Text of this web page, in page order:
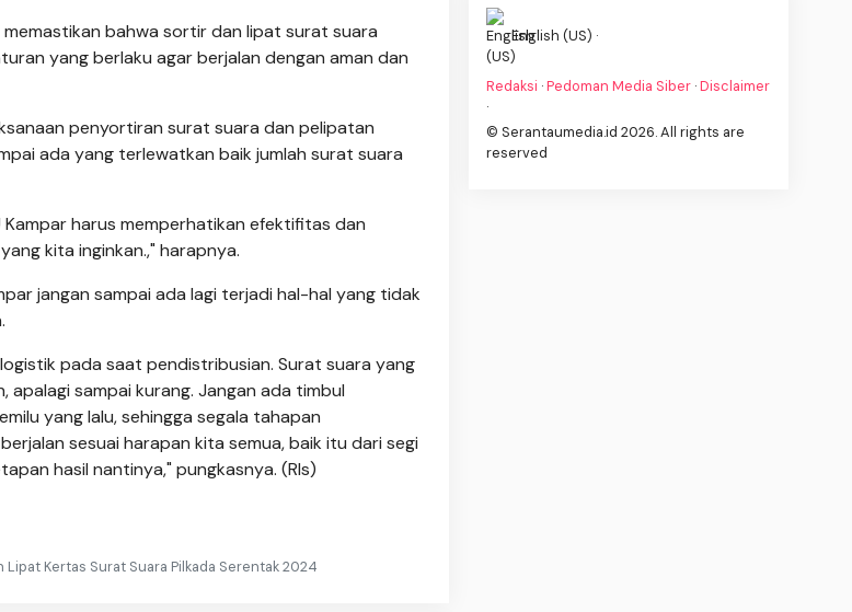
memastikan bahwa sortir dan lipat surat suara
yang berlaku agar berjalan dengan aman dan
penyortiran surat suara dan pelipatan
ada yang terlewatkan baik jumlah surat suara
harus memperhatikan efektifitas dan
kita inginkan.," harapnya.
jangan sampai ada lagi terjadi hal-hal yang tidak
pada saat pendistribusian. Surat suara yang
apalagi sampai kurang. Jangan ada timbul
yang lalu, sehingga segala tahapan
sesuai harapan kita semua, baik itu dari segi
hasil nantinya," pungkasnya. (Rls)
Kertas Surat Suara Pilkada Serentak 2024
English (US) ·
Redaksi ·Pedoman Media Siber ·Disclaimer
·
© Serantaumedia.id 2026. All rights are
reserved